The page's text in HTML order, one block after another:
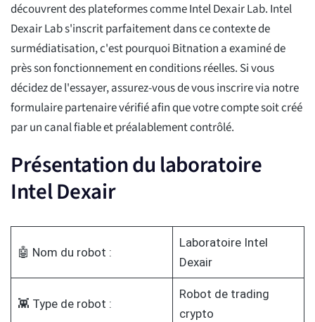
découvrent des plateformes comme Intel Dexair Lab. Intel
Dexair Lab s'inscrit parfaitement dans ce contexte de
surmédiatisation, c'est pourquoi Bitnation a examiné de
près son fonctionnement en conditions réelles. Si vous
décidez de l'essayer, assurez-vous de vous inscrire via notre
formulaire partenaire vérifié afin que votre compte soit créé
par un canal fiable et préalablement contrôlé.
Présentation du laboratoire
Intel Dexair
🤖 Nom du robot :
Laboratoire Intel
Dexair
👾 Type de robot :
Robot de trading
crypto